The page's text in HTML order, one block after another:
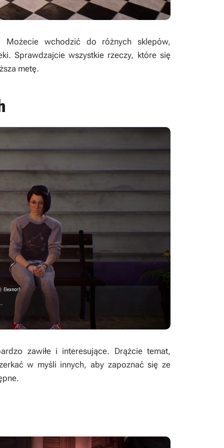
wchodzić do różnych sklepów,
Sprawdzajcie wszystkie rzeczy, które się
metę.
zawiłe i interesujące. Drążcie temat,
w myśli innych, aby zapoznać się ze